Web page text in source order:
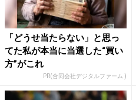
「どうせ当たらない」と思っ
てた私が本当に当選した“買い
方”がこれ
PR(合同会社デジタルファーム )